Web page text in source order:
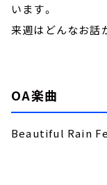
います。
来週はどんなお話
OA楽曲
Beautiful Rain